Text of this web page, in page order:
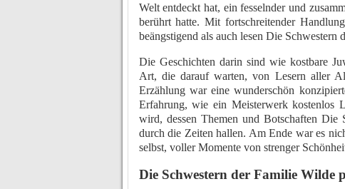
Welt entdeckt hat, ein fesselnder und
berührt hatte. Mit fortschreitender
beängstigend als auch lesen Die Schwestern
Die Geschichten darin sind wie kostbare
Art, die darauf warten, von Lesern aller
Erzählung war eine wunderschön
Erfahrung, wie ein Meisterwerk kostenlos
wird, dessen Themen und Botschaften Die
durch die Zeiten hallen. Am Ende war es
selbst, voller Momente von strenger
Die Schwestern der Familie Wilde